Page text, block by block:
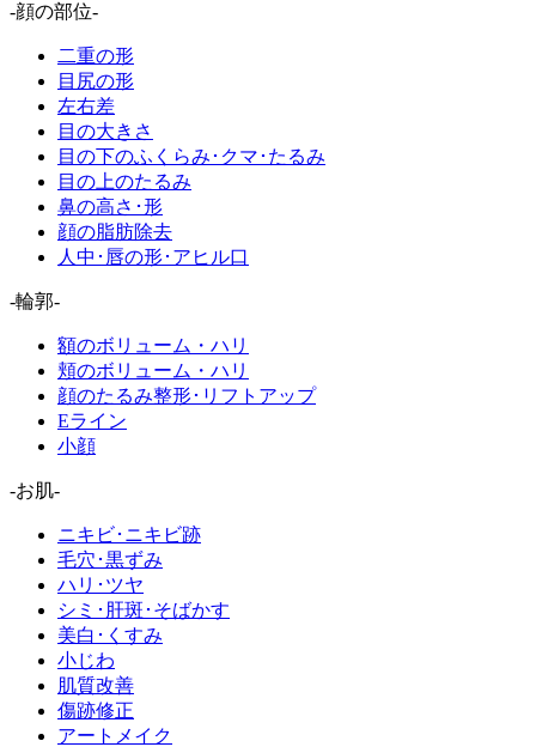
-顔の部位-
二重の形
目尻の形
左右差
目の大きさ
目の下のふくらみ･クマ･たるみ
目の上のたるみ
鼻の高さ･形
顔の脂肪除去
人中･唇の形･アヒル口
-輪郭-
額のボリューム・ハリ
頬のボリューム・ハリ
顔のたるみ整形･リフトアップ
Eライン
小顔
-お肌-
ニキビ･ニキビ跡
毛穴･黒ずみ
ハリ･ツヤ
シミ･肝斑･そばかす
美白･くすみ
小じわ
肌質改善
傷跡修正
アートメイク